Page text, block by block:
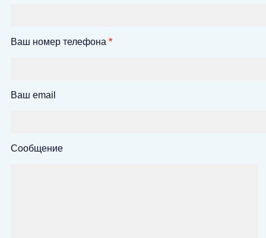
Ваш номер телефона *
Ваш email
Сообщение